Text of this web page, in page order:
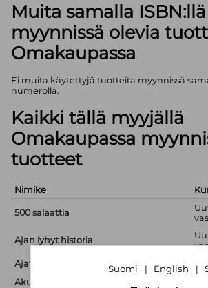
Muita samalla ISBN:llä
myynnissä olevia
Omakaupassa
Ei muita käytettyjä tuotteita myynnissä
numerolla.
Kaikki tällä myyjällä
Omakaupassa
tuotteet
Nimike
500 salaattia
Ajan lyhyt historia
Ajaton viisaus
Akuutti - Potilaan käsikirja
Suomi | English |